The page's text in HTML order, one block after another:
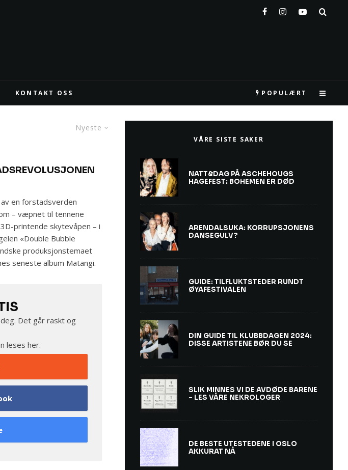
KONTAKT OSS POPULÆRT
Nyeste
en forstadsverden
– væpnet til tennene
printende skytevåpen – i
«Double Bubble
produksjonstemaet
seneste album Matangi.
Det går raskt og
lesesher.
VÅRE SISTE SAKER
NATT&DAG PÅ ASCHEHOUGS
HAGEFEST: BOHEMEN ER DØD
ARENDALSUKA: KORRUPSJONENS
DANSEGULV?
GUIDE: TILFLUKTSTEDER RUNDT
ØYAFESTIVALEN
DIN GUIDE TIL KLUBBDAGEN 2024:
DISSE ARTISTENE BØR DU SE
SLIK MINNES VI DE AVDØDE BARENE
– LES VÅRE NEKROLOGER
DE BESTE UTESTEDENE I OSLO
AKKURAT NÅ